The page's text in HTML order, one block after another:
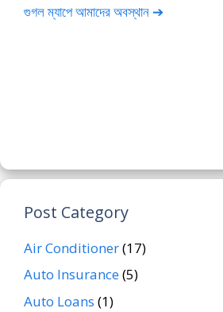
গুগল ম্যাপে আমাদের অবস্থান ➔
Post Category
Air Conditioner(17)
Auto Insurance(5)
Auto Loans (1)